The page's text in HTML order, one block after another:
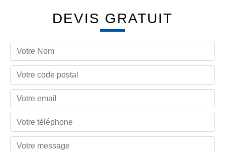
DEVIS GRATUIT